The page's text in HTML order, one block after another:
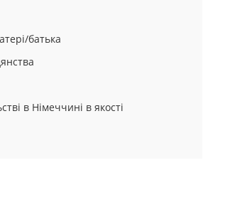
батька
в Німеччині в якості